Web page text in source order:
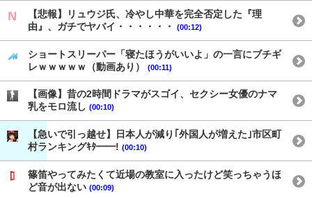
【悲報】リュウジ氏、冷やし中華を完全否定した『理
由』、ガチでヤバイ・・・・・・
(00:12)
ショートスリーパー「寝たほうがいいよ」の一言にブチギ
レｗｗｗｗｗ（動画あり）
(00:11)
【画像】昔の2時間ドラマがスゴイ、セクシー女優のナマ
乳をモロ流し (00:10)
【急いで引っ越せ】日本人が減り｢外国人が増えた｣市区町
村ランキングｷﾀ━━! (00:10)
篠笛やってみたくて近場の教室に入ったけど笑っちゃうほ
ど音が出ない (00:09)